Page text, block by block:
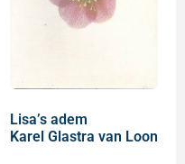
Lisa’s adem
Karel Glastra van Loon